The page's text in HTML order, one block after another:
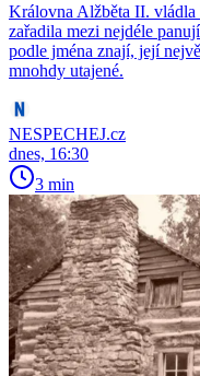
Královna Alžběta II.
zařadila mezi nejdéle
podle jména znají, její
mnohdy utajené.
NESPECHEJ.cz
dnes, 16:30
3 min